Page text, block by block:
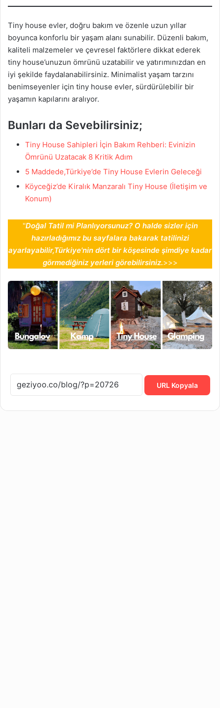
Tiny house evler, doğru bakım ve özenle uzun yıllar
boyunca konforlu bir yaşam alanı sunabilir. Düzenli bakım,
kaliteli malzemeler ve çevresel faktörlere dikkat ederek
tiny house’unuzun ömrünü uzatabilir ve yatırımınızdan en
iyi şekilde faydalanabilirsiniz. Minimalist yaşam tarzını
benimseyenler için tiny house evler, sürdürülebilir bir
yaşamın kapılarını aralıyor.
Bunları da Sevebilirsiniz;
Tiny House Sahipleri İçin Bakım Rehberi: Evinizin
Ömrünü Uzatacak 8 Kritik Adım
5 Maddede,Türkiye’de Tiny House Evlerin Geleceği
Köyceğiz’de Kiralık Manzaralı Tiny House (İletişim ve
Konum)
''Doğal Tatil mi Planlıyorsunuz? O halde sizler için
hazırladığımız bu sayfalara bakarak tatilinizi
ayarlayabilir,Türkiye'nin dört bir köşesinde şimdiye kadar
görmediğiniz yerleri görebilirsiniz.>>>
URL Kopyala